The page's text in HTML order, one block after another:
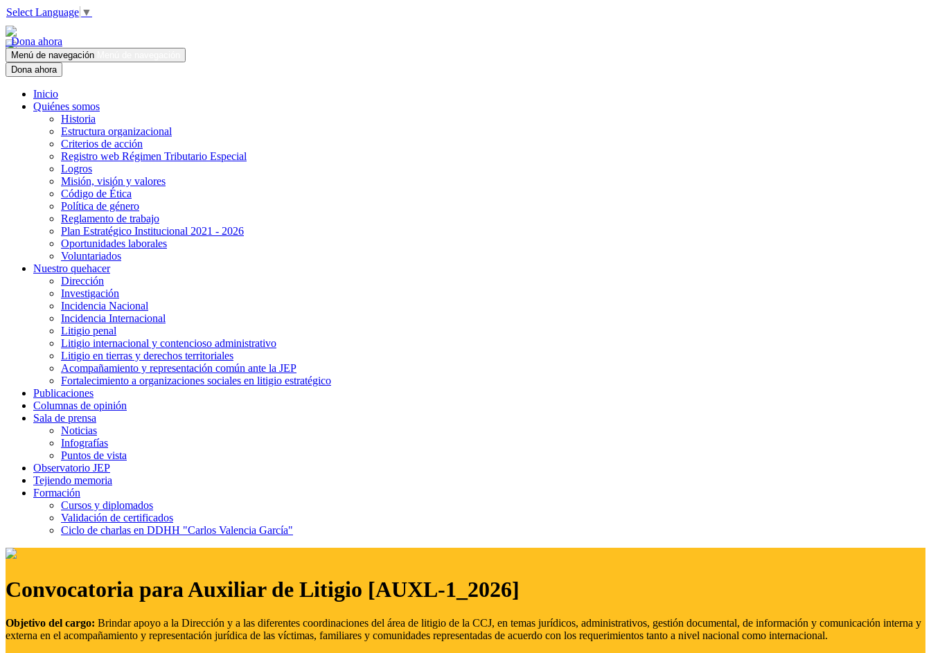
Select Language ▼
Dona ahora
Menú de navegación
Dona ahora
Inicio
Quiénes somos
Historia
Estructura organizacional
Criterios de acción
Registro web Régimen Tributario Especial
Logros
Misión, visión y valores
Código de Ética
Política de género
Reglamento de trabajo
Plan Estratégico Institucional 2021 - 2026
Oportunidades laborales
Voluntariados
Nuestro quehacer
Dirección
Investigación
Incidencia Nacional
Incidencia Internacional
Litigio penal
Litigio internacional y contencioso administrativo
Litigio en tierras y derechos territoriales
Acompañamiento y representación común ante la JEP
Fortalecimiento a organizaciones sociales en litigio estratégico
Publicaciones
Columnas de opinión
Sala de prensa
Noticias
Infografías
Puntos de vista
Observatorio JEP
Tejiendo memoria
Formación
Cursos y diplomados
Validación de certificados
Ciclo de charlas en DDHH "Carlos Valencia García"
Convocatoria para Auxiliar de Litigio [AUXL-1_2026]
Objetivo del cargo: Brindar apoyo a la Dirección y a las diferentes coordinaciones del área de litigio de la CCJ, en temas jurídicos, administrativos, gestión documental, de información y comunicación interna y
externa en el acompañamiento y representación jurídica de las víctimas, familiares y comunidades representadas de acuerdo con los requerimientos tanto a nivel nacional como internacional.